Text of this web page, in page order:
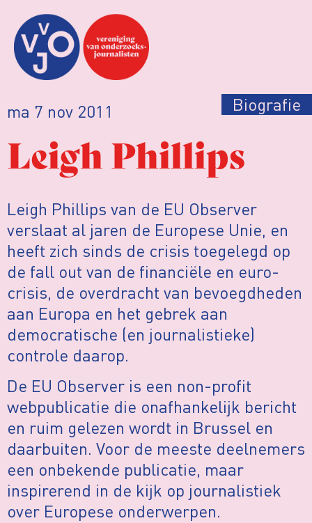
ma 7 nov 2011 Biografie
Leigh Phillips
Leigh Phillips van de EU Observer
verslaat al jaren de Europese Unie, en
heeft zich sinds de crisis toegelegd op
de fall out van de financiële en euro-
crisis, de overdracht van bevoegdheden
aan Europa en het gebrek aan
democratische (en journalistieke)
controle daarop.
De EU Observer is een non-profit
webpublicatie die onafhankelijk bericht
en ruim gelezen wordt in Brussel en
daarbuiten. Voor de meeste deelnemers
een onbekende publicatie, maar
inspirerend in de kijk op journalistiek
over Europese onderwerpen.